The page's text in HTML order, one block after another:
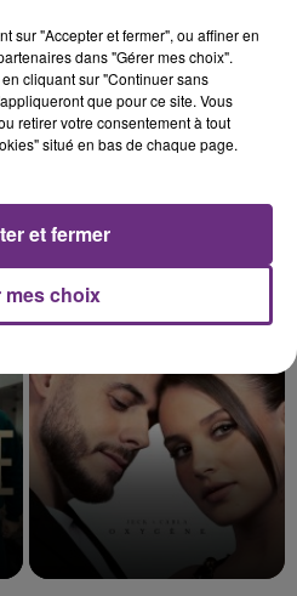
9h46
9h46
sur "Accepter et fermer", ou affiner en
dans "Gérer mes choix".
cliquant sur "Continuer sans
que pour ce site. Vous
retirer votre consentement à tout
situé en bas de chaque page.
mes choix
et fermer